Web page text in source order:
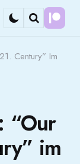
Search
Century” Im
“Our
im